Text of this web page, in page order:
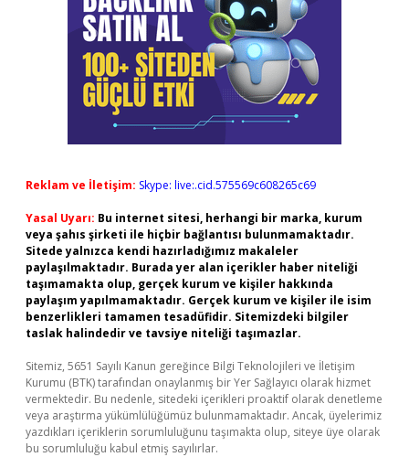
Reklam ve İletişim: Skype: live:.cid.575569c608265c69
Yasal Uyarı: Bu internet sitesi, herhangi bir marka, kurum
veya şahıs şirketi ile hiçbir bağlantısı bulunmamaktadır.
Sitede yalnızca kendi hazırladığımız makaleler
paylaşılmaktadır. Burada yer alan içerikler haber niteliği
taşımamakta olup, gerçek kurum ve kişiler hakkında
paylaşım yapılmamaktadır. Gerçek kurum ve kişiler ile isim
benzerlikleri tamamen tesadüfidir. Sitemizdeki bilgiler
taslak halindedir ve tavsiye niteliği taşımazlar.
Sitemiz, 5651 Sayılı Kanun gereğince Bilgi Teknolojileri ve İletişim
Kurumu (BTK) tarafından onaylanmış bir Yer Sağlayıcı olarak hizmet
vermektedir. Bu nedenle, sitedeki içerikleri proaktif olarak denetleme
veya araştırma yükümlülüğümüz bulunmamaktadır. Ancak, üyelerimiz
yazdıkları içeriklerin sorumluluğunu taşımakta olup, siteye üye olarak
bu sorumluluğu kabul etmiş sayılırlar.